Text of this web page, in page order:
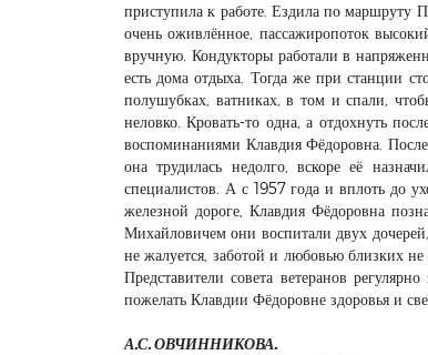
приступила к работе. Ездила по маршруту
очень оживлённое, пассажиропоток
вручную. Кондукторы работали в
есть дома отдыха. Тогда же при станции
полушубках, ватниках, в том и спали,
неловко. Кровать-то одна, а отдохнуть
воспоминаниями Клавдия Фёдоровна.
она трудилась недолго, вскоре её
специалистов. А с 1957 года и вплоть до
железной дороге, Клавдия Фёдоровна
Михайловичем они воспитали двух
не жалуется, заботой и любовью близких
Представители совета ветеранов
пожелать Клавдии Фёдоровне здоровья и
А.С. ОВЧИННИКОВА.